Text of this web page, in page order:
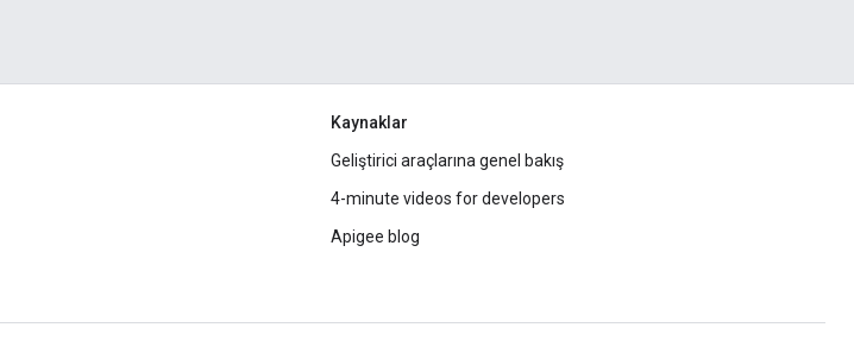
Kaynaklar
Geliştirici araçlarına genel bakış
4-minute videos for developers
Apigee blog